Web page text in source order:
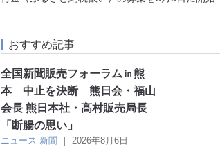
おすすめ記事
全国新聞販売フォーラム㏌熊
本 中止を決断 熊日会・福山
会長 熊日本社・髙村販売局長
「断腸の思い」
ニュース 新聞 ｜ 2026年8月6日